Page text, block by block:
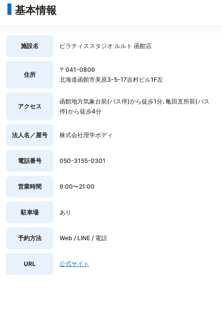
基本情報
施設名 ピラティススタジオ ルルト 函館店
住所
〒041-0806
北海道函館市美原3-5-17吉村ビル1F左
アクセス
函館地方気象台前(バス停)から徒歩1分､亀田支所前(バス
停)から徒歩4分
法人名／屋号 株式会社理学ボディ
電話番号 050-3155-0301
営業時間 9:00〜21:00
駐車場 あり
予約方法 Web / LINE / 電話
URL 公式サイト